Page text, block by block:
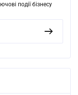
події бізнесу